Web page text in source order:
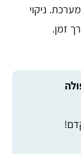
ניקוי
זמן.